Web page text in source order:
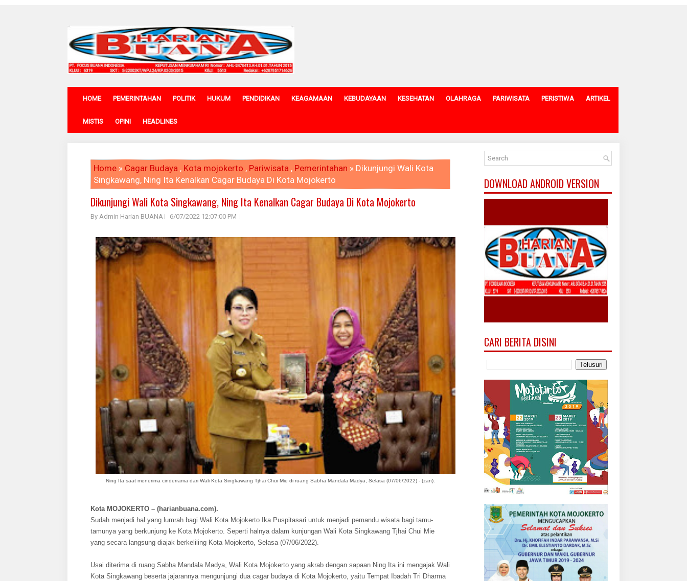
HOME PEMERINTAHAN POLITIK HUKUM PENDIDIKAN KEAGAMAAN KEBUDAYAAN KESEHATAN OLAHRAGA PARIWISATA PERISTIWA ARTIKEL
MISTIS OPINI HEADLINES
Home » Cagar Budaya , Kota mojokerto , Pariwisata , Pemerintahan » Dikunjungi Wali Kota
Singkawang, Ning Ita Kenalkan Cagar Budaya Di Kota Mojokerto
Dikunjungi Wali Kota Singkawang, Ning Ita Kenalkan Cagar Budaya Di Kota Mojokerto
By Admin Harian BUANA 6/07/2022 12:07:00 PM
Ning Ita saat menerima cinderrama dari Wali Kota Singkawang Tjhai Chui Mie di ruang Sabha Mandala Madya, Selasa (07/06/2022) - (zan).
Kota MOJOKERTO – (harianbuana.com).
Sudah menjadi hal yang lumrah bagi Wali Kota Mojokerto Ika Puspitasari untuk menjadi pemandu wisata bagi tamu-
tamunya yang berkunjung ke Kota Mojokerto. Seperti halnya dalam kunjungan Wali Kota Singkawang Tjhai Chui Mie
yang secara langsung diajak berkeliling Kota Mojokerto, Selasa (07/06/2022).
Usai diterima di ruang Sabha Mandala Madya, Wali Kota Mojokerto yang akrab dengan sapaan Ning Ita ini mengajak Wali
Kota Singkawang beserta jajarannya mengunjungi dua cagar budaya di Kota Mojokerto, yaitu Tempat Ibadah Tri Dharma
DOWNLOAD ANDROID VERSION
CARI BERITA DISINI